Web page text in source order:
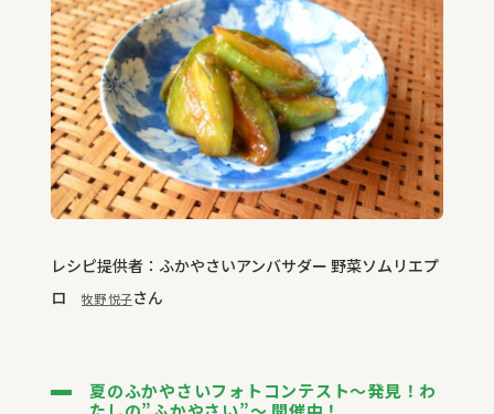
レシピ提供者：ふかやさいアンバサダー 野菜ソムリエプ
ロ
牧野 悦子さん
夏のふかやさいフォトコンテスト～発見！わ